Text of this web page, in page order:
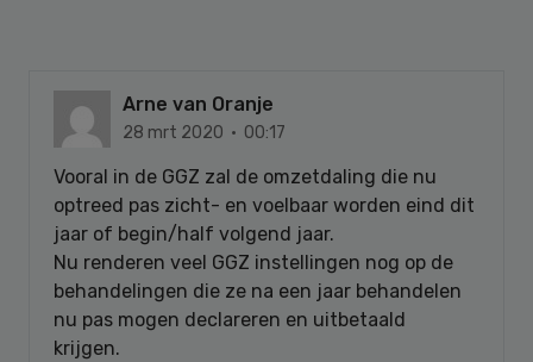
Arne van Oranje
28 mrt 2020 · 00:17
Vooral in de GGZ zal de omzetdaling die nu
optreed pas zicht- en voelbaar worden eind dit
jaar of begin/half volgend jaar.
Nu renderen veel GGZ instellingen nog op de
behandelingen die ze na een jaar behandelen
nu pas mogen declareren en uitbetaald
krijgen.